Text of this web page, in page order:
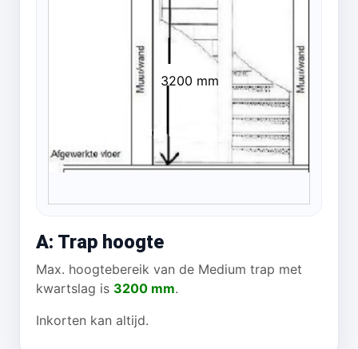
3200 mm
A: Trap hoogte
Max. hoogtebereik van de Medium trap met
kwartslag is 3200 mm.
Inkorten kan altijd.